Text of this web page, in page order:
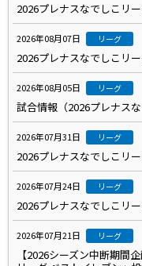
2026プレナスなでしこリ
2026年08月07日 リーグ
2026プレナスなでしこリ
2026年08月05日 リーグ
試合情報（2026プレナス
2026年07月31日 リーグ
2026プレナスなでしこリ
2026年07月24日 リーグ
2026プレナスなでしこリ
2026年07月21日 リーグ
【2026シーズン中断期間